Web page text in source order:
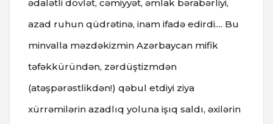
ədalətli dövlət, cəmiyyət, əmlak bərabərliyi,
azad ruhun qüdrətinə, inam ifadə edirdi.... Bu
minvalla məzdəkizmin Azərbaycan mifik
təfəkküründən, zərdüştizmdən
(atəşpərəstlikdən!) qəbul etdiyi ziya
xürrəmilərin azadlıq yoluna işıq saldı, əxilərin